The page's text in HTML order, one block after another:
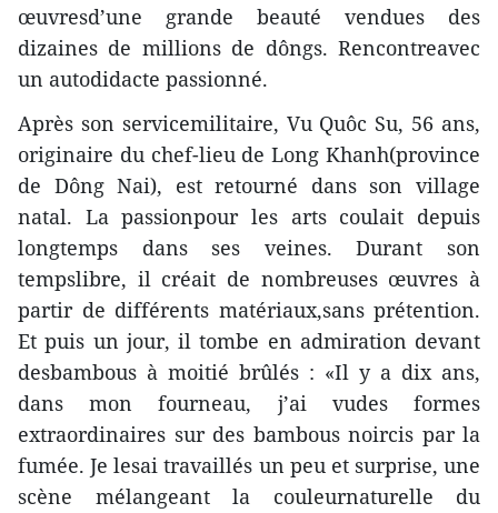
œuvresd’une grande beauté vendues des
dizaines de millions de dôngs. Rencontreavec
un autodidacte passionné.
Après son servicemilitaire, Vu Quôc Su, 56 ans,
originaire du chef-lieu de Long Khanh(province
de Dông Nai), est retourné dans son village
natal. La passionpour les arts coulait depuis
longtemps dans ses veines. Durant son
tempslibre, il créait de nombreuses œuvres à
partir de différents matériaux,sans prétention.
Et puis un jour, il tombe en admiration devant
desbambous à moitié brûlés : «Il y a dix ans,
dans mon fourneau, j’ai vudes formes
extraordinaires sur des bambous noircis par la
fumée. Je lesai travaillés un peu et surprise, une
scène mélangeant la couleurnaturelle du